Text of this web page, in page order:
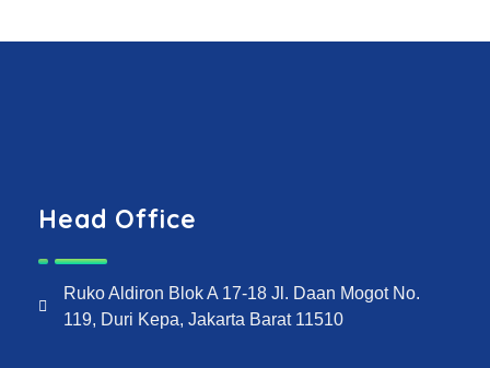
Head Office
Ruko Aldiron Blok A 17-18 Jl. Daan Mogot No.
119, Duri Kepa, Jakarta Barat 11510